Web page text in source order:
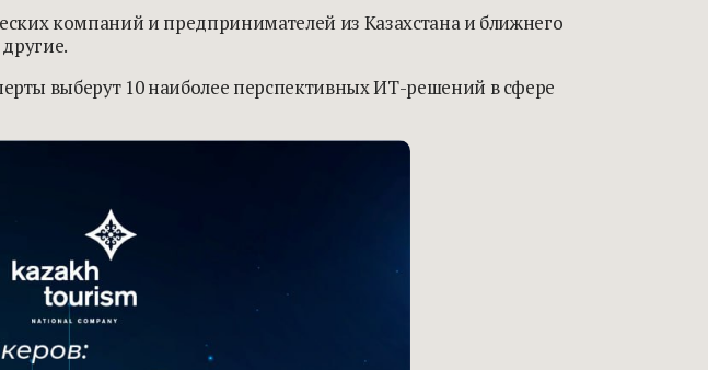
компаний и предпринимателей из Казахстана и ближнего
выберут 10 наиболее перспективных ИТ-решений в сфере